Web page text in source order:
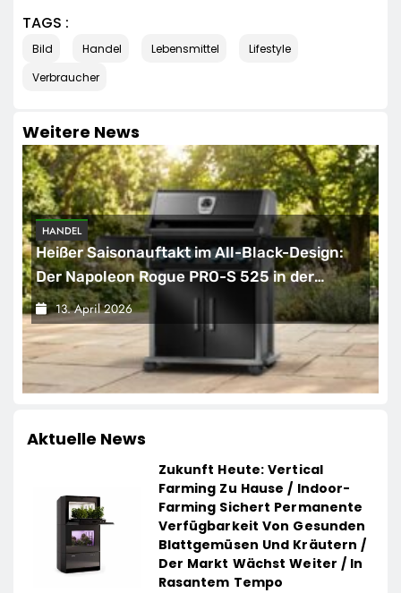
TAGS :
Bild Handel Lebensmittel
Lifestyle
Verbraucher
Weitere News
HANDEL
Heißer Saisonauftakt im All-Black-Design:
Der Napoleon Rogue PRO-S 525 in der
exklusiven Grillfürst-Edition
13. April 2026
Aktuelle News
Zukunft Heute: Vertical
Farming Zu Hause / Indoor-
Farming Sichert Permanente
Verfügbarkeit Von Gesunden
Blattgemüsen Und Kräutern /
Der Markt Wächst Weiter / In
Rasantem Tempo